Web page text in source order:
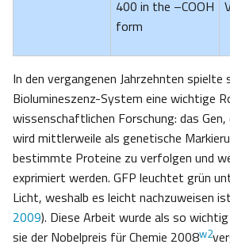
400 in the –COOH
form
In den vergangenen Jahrzehnten spielte
Biolumineszenz-System eine wichtige
wissenschaftlichen Forschung: das
wird mittlerweile als genetische
bestimmte Proteine zu verfolgen und
exprimiert werden. GFP leuchtet grün
Licht, weshalb es leicht nachzuweisen
2009). Diese Arbeit wurde als so
sie der Nobelpreis für Chemie 2008w2